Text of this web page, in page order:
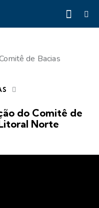
do Comitê de
Norte